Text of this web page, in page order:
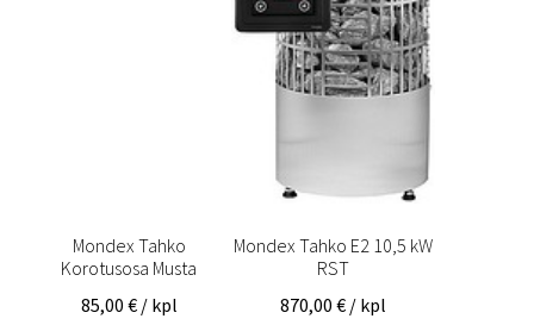
Mondex Tahko
Korotusosa Musta
85,00 € / kpl
Mondex Tahko E2 10,5 kW
RST
870,00€ / kpl